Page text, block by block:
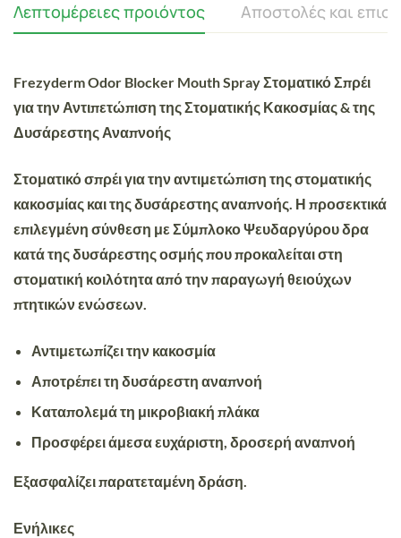
Λεπτομέρειες προιόντος Αποστολές και
Frezyderm Odor Blocker Mouth Spray Στοματικό Σπρέι
για την Αντιπετώπιση της Στοματικής Κακοσμίας & της
Δυσάρεστης Αναπνοής
Στοματικό σπρέι για την αντιμετώπιση της στοματικής
κακοσμίας και της δυσάρεστης αναπνοής. Η προσεκτικά
επιλεγμένη σύνθεση με Σύμπλοκο Ψευδαργύρου δρα
κατά της δυσάρεστης οσμής που προκαλείται στη
στοματική κοιλότητα από την παραγωγή θειούχων
πτητικών ενώσεων.
Αντιμετωπίζει την κακοσμία
Αποτρέπει τη δυσάρεστη αναπνοή
Καταπολεμά τη μικροβιακή πλάκα
Προσφέρει άμεσα ευχάριστη, δροσερή αναπνοή
Εξασφαλίζει παρατεταμένη δράση.
Ενήλικες